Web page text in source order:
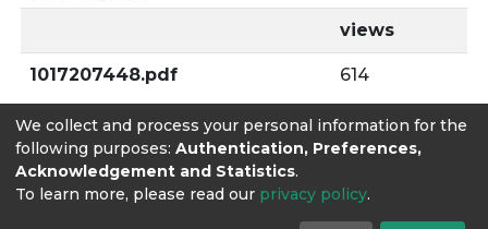
views
1017207448.pdf 614
We collect and process your personal information for the
following purposes: Authentication, Preferences,
Acknowledgement and Statistics.
To learn more, please read our privacy policy.